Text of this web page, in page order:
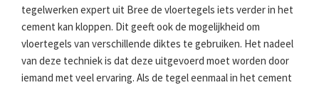
tegelwerken expert uit Bree de vloertegels iets verder in het
cement kan kloppen. Dit geeft ook de mogelijkheid om
vloertegels van verschillende diktes te gebruiken. Het nadeel
van deze techniek is dat deze uitgevoerd moet worden door
iemand met veel ervaring. Als de tegel eenmaal in het cement